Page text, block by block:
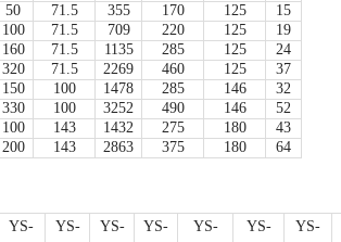
50 71.5 355 170 125
15
100 71.5 709 220 125
19
160 71.5 1135 285 125
24
320 71.5 2269 460 125
37
150 100 1478 285 146
32
330 100 3252 490 146
52
100 143 1432 275 180
43
200 143 2863 375 180 64
YS-
YS-
YS-
YS-
YS-
YS-
YS-